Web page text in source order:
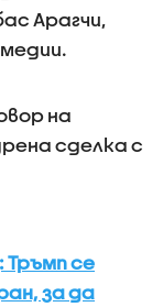
Арагчи,
на
сделка с
се
за да